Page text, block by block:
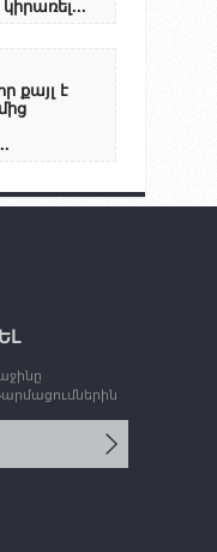
քայլ է